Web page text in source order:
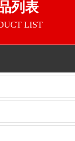
列表
LIST